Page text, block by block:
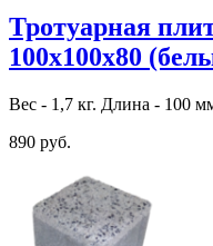
Тротуарная
100х100х80
Вес - 1,7 кг. Длина - 100
890 руб.